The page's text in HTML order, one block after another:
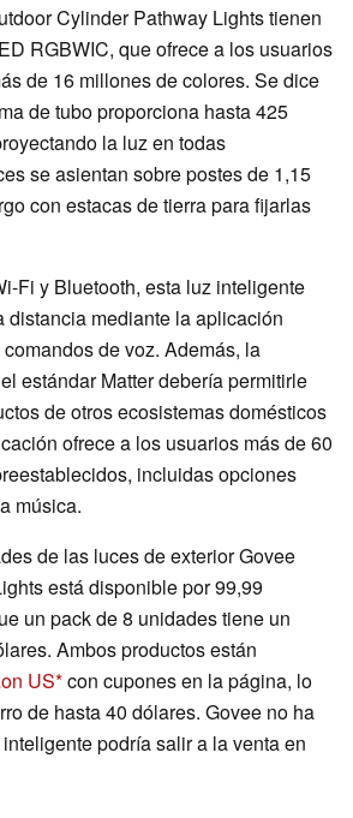
Cylinder Pathway Lights tienen
RGBWIC, que ofrece a los usuarios
de 16 millones de colores. Se dice
de tubo proporciona hasta 425
la luz en todas
se asientan sobre postes de 1,15
con estacas de tierra para fijarlas
Fi y Bluetooth, esta luz inteligente
distancia mediante la aplicación
de voz. Además, la
estándar Matter debería permitirle
de otros ecosistemas domésticos
ofrece a los usuarios más de 60
incluidas opciones
música.
de las luces de exterior Govee
está disponible por 99,99
un pack de 8 unidades tiene un
Ambos productos están
US con cupones en la página, lo
de hasta 40 dólares. Govee no ha
podría salir a la venta en